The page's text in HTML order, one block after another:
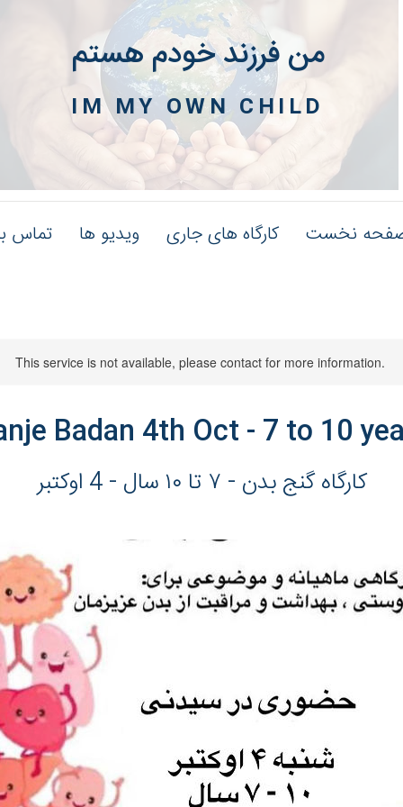
من فرزند خودم هستم
IM MY OWN CHILD
تماس ویدیو ها کارگاه های جاری نخست
This service is not available, please contact for more information.
Badan 4th Oct - 7 to 10
کارگاه گنج بدن - ٧ تا ١٠ سال - 4 اوکتبر